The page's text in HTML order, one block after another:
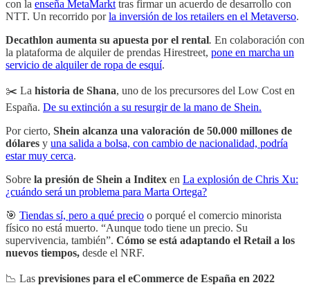
con la enseña MetaMarkt tras firmar un acuerdo de desarrollo con
NTT. Un recorrido porla inversión de los retailers en el Metaverso.
Decathlon aumenta su apuesta por el rental. En colaboración con
la plataforma de alquiler de prendas Hirestreet, pone en marcha un
servicio de alquiler de ropa de esquí.
✂️ La historia de Shana, uno de los precursores del Low Cost en
España. De su extinción a su resurgir de la mano de Shein.
Por cierto, Shein alcanza una valoración de 50.000 millones de
dólares y una salida a bolsa, con cambio de nacionalidad, podría
estar muy cerca.
Sobre la presión de Shein a Inditex en La explosión de Chris Xu:
¿cuándo será un problema para Marta Ortega?
🎯 Tiendas sí, pero a qué precio o porqué el comercio minorista
físico no está muerto. “Aunque todo tiene un precio. Su
supervivencia, también”. Cómo se está adaptando el Retail a los
nuevos tiempos, desde el NRF.
📉 Las previsiones para el eCommerce de España en 2022